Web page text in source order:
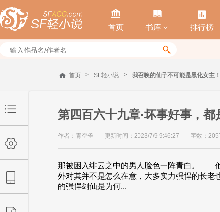

首页

书库 

排行榜

首页 > SF轻小说 > 我召唤的仙子不可能是黑化女主！
第四百六十九章·坏事好事，都
作者：青空雀 更新时间：2023/7/9 9:46:27 字数：
那被困入绯云之中的男人脸色一阵青白。
外对其并不是怎么在意，大多实力强悍的长
的强悍剑仙是为何...